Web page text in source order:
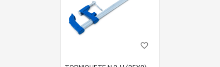
favorite_border